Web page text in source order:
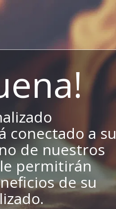
conectado a su
de nuestros
permitirán
de su